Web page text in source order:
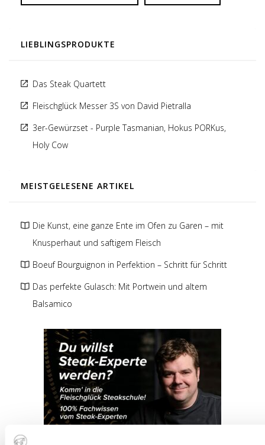
LIEBLINGSPRODUKTE
Das Steak Quartett
Fleischglück Messer 3S von David Pietralla
3er-Gewürzset - Purple Tasmanian, Hokus PORKus,
Holy Cow
MEISTGELESENE ARTIKEL
Die Kunst, eine ganze Ente im Ofen zu Garen – mit
Knusperhaut und saftigem Fleisch
Boeuf Bourguignon in Perfektion – Schritt für Schritt
Das perfekte Gulasch: Mit Portwein und altem
Balsamico